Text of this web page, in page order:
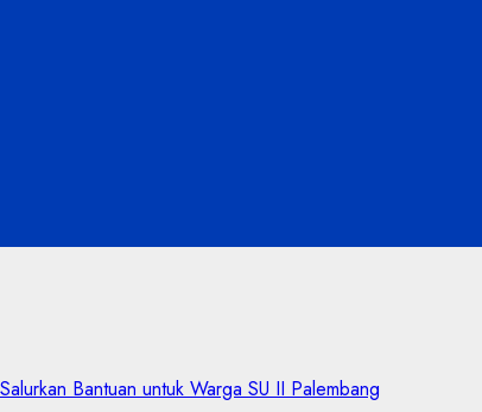
Bantuan untuk Warga SU II Palembang